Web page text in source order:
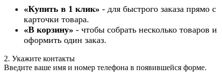
«Купить в 1 клик» - для быстрого заказа прямо с
карточки товара.
«В корзину» - чтобы собрать несколько товаров и
оформить один заказ.
2. Укажите контакты
Введите ваше имя и номер телефона в появившейся форме.